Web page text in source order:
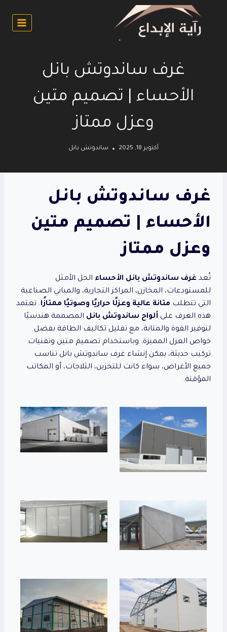
المحتوى
غرف ساندوتش بانل
الأحساء | تصميم متين
وعزل ممتاز
أكتوبر 18, 2025 ساندوتش بانل
غرف ساندوتش بانل
الأحساء | تصميم متين
وعزل ممتاز
تُعد غرف ساندوتش بانل الأحساء الحل الأمثل
للمستودعات، المخازن، المراكز التجارية، والمباني الصناعية
التي تتطلب متانة عالية وعزلًا حراريًا وصوتيًا ممتازًا. تعتمد
هذه الغرف على ألواح ساندوتش بانل المصممة هندسيًا
لتوفير القوة والمتانة، مع تقليل تكاليف الطاقة بفضل
خواص العزل المميزة. وباستخدام تصميم متين وتقنيات
تركيب حديثة، يمكن إنشاء غرف ساندوتش بانل تناسب
جميع الأغراض، سواء كانت للتخزين، الثلاجات، أو المكاتب
المؤقتة.